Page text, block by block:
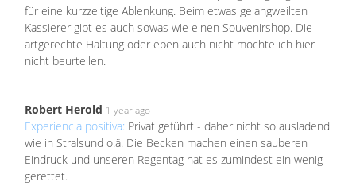
für eine kurzzeitige Ablenkung. Beim etwas gelangweilten
Kassierer gibt es auch sowas wie einen Souvenirshop. Die
artgerechte Haltung oder eben auch nicht möchte ich hier
nicht beurteilen.
Robert Herold 1 year ago
Experiencia positiva: Privat geführt - daher nicht so ausladend
wie in Stralsund o.ä. Die Becken machen einen sauberen
Eindruck und unseren Regentag hat es zumindest ein wenig
gerettet.